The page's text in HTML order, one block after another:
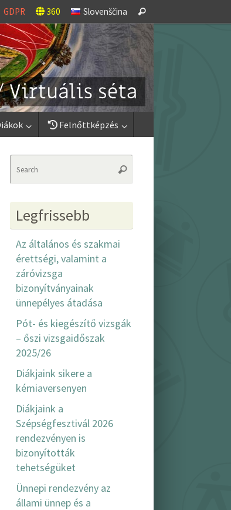
GDPR 360 Slovenščina
for:
Search
Felnőttképzés
Search
Legfrissebb
Az általános és szakmai
érettségi, valamint a
záróvizsga
bizonyítványainak
ünnepélyes átadása
Pót- és kiegészítő vizsgák
– őszi vizsgaidőszak
2025/26
Diákjaink sikere a
kémiaversenyen
Diákjaink a
Szépségfesztivál 2026
rendezvényen is
bizonyították
tehetségüket
Ünnepi rendezvény az
állami ünnep és a